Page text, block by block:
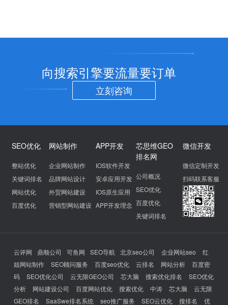
向搜索引擎要流量要订单
立刻咨询
SEO优化
整站优化
关键词排名
网站优化
百度优化
网站制作
企业网站制作
品牌网站设计
外贸网站建设
营销型网站建设
APP开发
IOS软件开发
安卓应用开发
IOS原生应用
APP开发理念
芯思维GEO
排名网
公司概况
SEO优化
百度优化
关键词排名
微信开发
微信定制开发
扫码联系客服
云评网 鼎顺公司 可鱼网 SEO导航 北京seo公司 企业网站seo
红
姐网站制作
SEO顾问服务 百度seo优化 云排名 网站分析
百度密
码
SEO优化公司 云无限GEO公司 芯大脑 搜索优化排名
SEO优化
分析
网站建设公司 百度网站优化 搜索优化 中涛 芯大脑
云无限
GEO排名
SaaSwe排名系统 seo推广服务 SEO云优化 搜排名 优